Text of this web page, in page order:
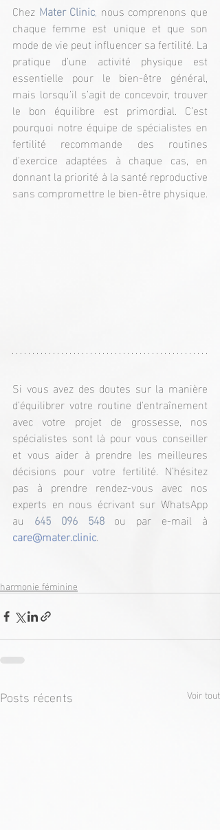
Chez Mater Clinic, nous comprenons que
chaque femme est unique et que son
mode de vie peut influencer sa fertilité. La
pratique d’une activité physique est
essentielle pour le bien-être général,
mais lorsqu’il s’agit de concevoir, trouver
le bon équilibre est primordial. C’est
pourquoi notre équipe de spécialistes en
fertilité recommande des routines
d'exercice adaptées à chaque cas, en
donnant la priorité à la santé reproductive
sans compromettre le bien-être physique.
Si vous avez des doutes sur la manière
d’équilibrer votre routine d'entraînement
avec votre projet de grossesse, nos
spécialistes sont là pour vous conseiller
et vous aider à prendre les meilleures
décisions pour votre fertilité. N’hésitez
pas à prendre rendez-vous avec nos
experts en nous écrivant sur WhatsApp
au
645 096 548
care@mater.clinic.
harmonie féminine
Posts récents Voir tout